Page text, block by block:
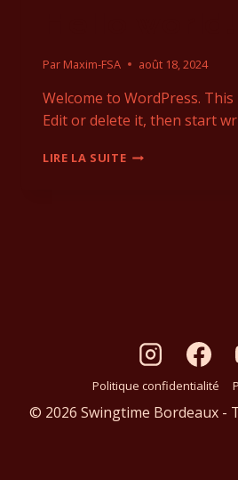
Par Maxim-FSA août 18, 2024
Welcome to WordPress.
Edit or delete it, then start
LIRE LA SUITE
Politique confidentialité
© 2026 Swingtime Bordeaux -